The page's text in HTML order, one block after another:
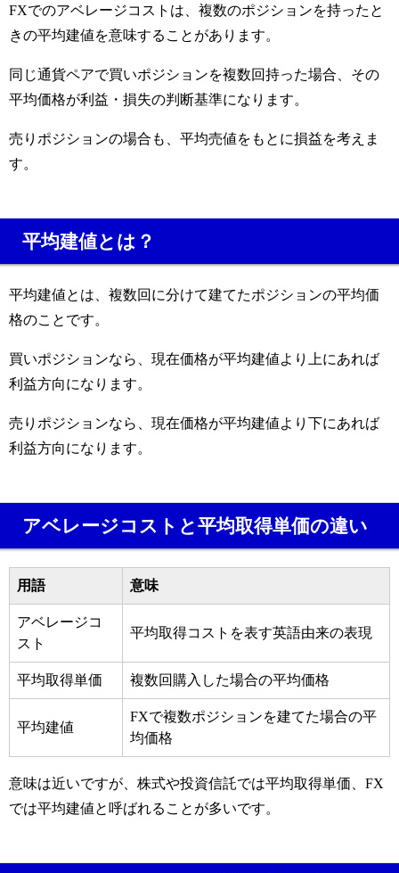
FXでのアベレージコストは、複数のポジションを持ったと
きの平均建値を意味することがあります。
同じ通貨ペアで買いポジションを複数回持った場合、その
平均価格が利益・損失の判断基準になります。
売りポジションの場合も、平均売値をもとに損益を考えま
す。
平均建値とは？
平均建値とは、複数回に分けて建てたポジションの平均価
格のことです。
買いポジションなら、現在価格が平均建値より上にあれば
利益方向になります。
売りポジションなら、現在価格が平均建値より下にあれば
利益方向になります。
アベレージコストと平均取得単価の違い
用語 意味
アベレージコ
スト
平均取得コストを表す英語由来の表現
平均取得単価 複数回購入した場合の平均価格
平均建値
FXで複数ポジションを建てた場合の平
均価格
意味は近いですが、株式や投資信託では平均取得単価、FX
では平均建値と呼ばれることが多いです。